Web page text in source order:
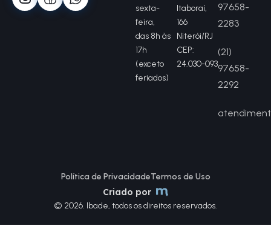
sexta-
feira,
das 8h às
17h
(exceto
feriados)
Itaboraí,
166
Niterói/RJ
CEP:
24.030-093
97658-
2283
(21)
97658-
2292
© 2026. Ibade, todos os direitos reservados.
Política de PrivacidadeTermos de Uso
Criado por